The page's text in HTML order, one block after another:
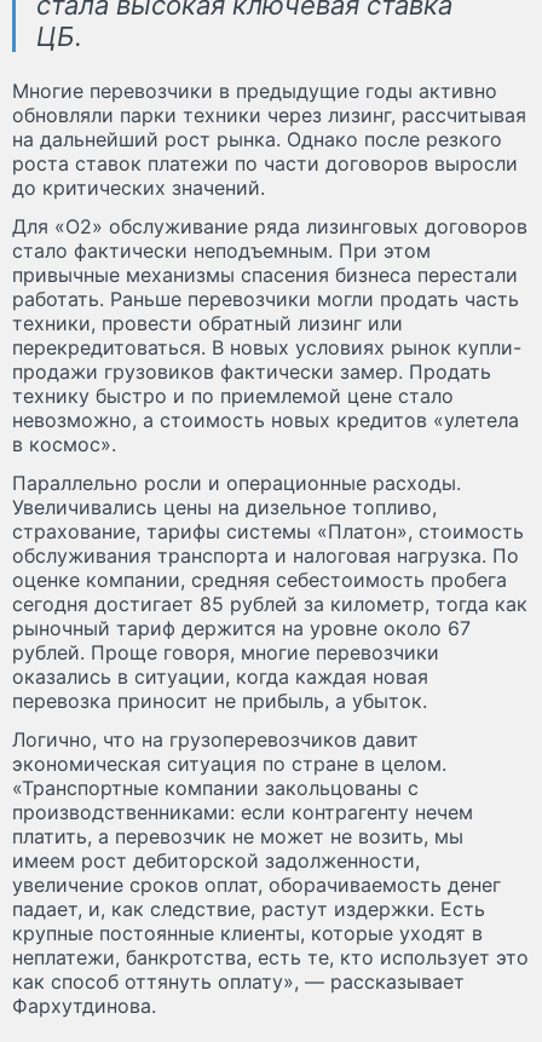
ЦБ.
Многие перевозчики в предыдущие годы активно
обновляли парки техники через лизинг, рассчитывая
на дальнейший рост рынка. Однако после резкого
роста ставок платежи по части договоров выросли
до критических значений.
Для «О2» обслуживание ряда лизинговых договоров
стало фактически неподъемным. При этом
привычные механизмы спасения бизнеса перестали
работать. Раньше перевозчики могли продать часть
техники, провести обратный лизинг или
перекредитоваться. В новых условиях рынок купли-
продажи грузовиков фактически замер. Продать
технику быстро и по приемлемой цене стало
невозможно, а стоимость новых кредитов «улетела
в космос».
Параллельно росли и операционные расходы.
Увеличивались цены на дизельное топливо,
страхование, тарифы системы «Платон», стоимость
обслуживания транспорта и налоговая нагрузка. По
оценке компании, средняя себестоимость пробега
сегодня достигает 85 рублей за километр, тогда как
рыночный тариф держится на уровне около 67
рублей. Проще говоря, многие перевозчики
оказались в ситуации, когда каждая новая
перевозка приносит не прибыль, а убыток.
Логично, что на грузоперевозчиков давит
экономическая ситуация по стране в целом.
«Транспортные компании закольцованы с
производственниками: если контрагенту нечем
платить, а перевозчик не может не возить, мы
имеем рост дебиторской задолженности,
увеличение сроков оплат, оборачиваемость денег
падает, и, как следствие, растут издержки. Есть
крупные постоянные клиенты, которые уходят в
неплатежи, банкротства, есть те, кто использует это
как способ оттянуть оплату», — рассказывает
Фархутдинова.